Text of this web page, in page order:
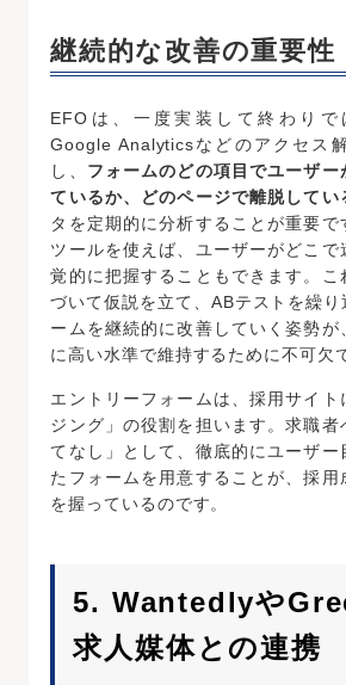
継続的な改善の重要性
EFOは、一度実装して終わりで
Google Analyticsなどのアクセス
し、 フォームのどの項目でユーザー
ているか、どのページで離脱してい
タを定期的に分析することが重要
ツールを使えば、ユーザーがどこで
覚的に把握することもできます。こ
づいて仮説を立て、ABテストを繰り
ームを継続的に改善していく姿勢が
に高い水準で維持するために不可欠
エントリーフォームは、採用サイト
ジング」の役割を担います。求職者
てなし」として、徹底的にユーザー
たフォームを用意することが、採用
を握っているのです。
5. Wantedlyや
求人媒体との連携